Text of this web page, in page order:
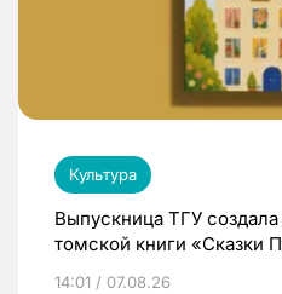
Культура
Выпускница ТГУ
томской книги «Сказки
14:01 / 07.08.26